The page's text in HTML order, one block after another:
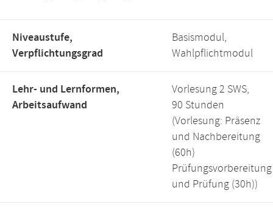
Niveaustufe,
Verpflichtungsgrad
Basismodul,
Wahlpflichtmodul
Lehr- und Lernformen,
Arbeitsaufwand
Vorlesung 2 SWS,
90 Stunden
(Vorlesung: Präsenz
und Nachbereitung
(60h)
Prüfungsvorbereitung
und Prüfung (30h))